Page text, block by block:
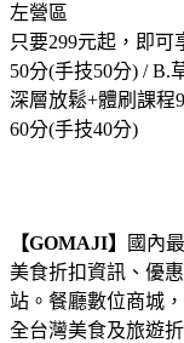
左營區
只要299元起，即可
50分(手技50分) / B.
深層放鬆+體刷課程
60分(手技40分)
【GOMAJI】
國內
美食折扣資訊、優
站。餐廳數位商城
全台灣美食及旅遊